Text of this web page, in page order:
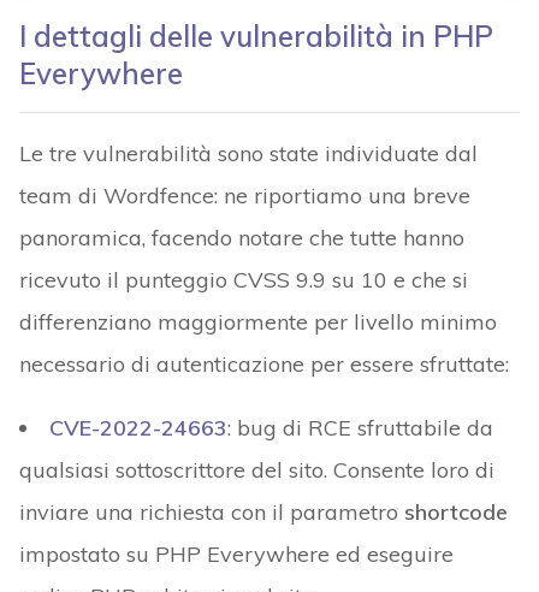
I dettagli delle vulnerabilità in PHP
Everywhere
Le tre vulnerabilità sono state individuate dal
team di Wordfence: ne riportiamo una breve
panoramica, facendo notare che tutte hanno
ricevuto il punteggio CVSS 9.9 su 10 e che si
differenziano maggiormente per livello minimo
necessario di autenticazione per essere sfruttate:
CVE-2022-24663: bug di RCE sfruttabile da
qualsiasi sottoscrittore del sito. Consente loro di
inviare una richiesta con il parametro shortcode
impostato su PHP Everywhere ed eseguire